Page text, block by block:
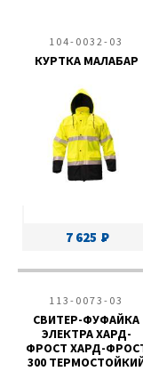
104-0032-03
КУРТКА МАЛАБАР
7 625
113-0073-03
СВИТЕР-ФУФАЙКА
ЭЛЕКТРА ХАРД-
ФРОСТ ХАРД-
300